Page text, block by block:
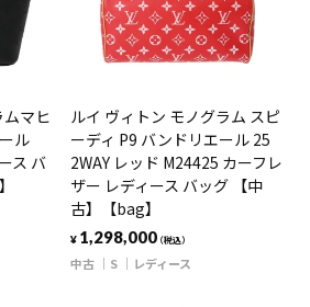
マヒ
ル
ス バ
ルイ ヴィトン モノグラム スピ
ーディ P9 バンドリエール 25
2WAY レッド M24425 カーフレ
ザー レディース バッグ 【中
古】【bag】
¥ 1,298,000（税込）
中古 S レディース